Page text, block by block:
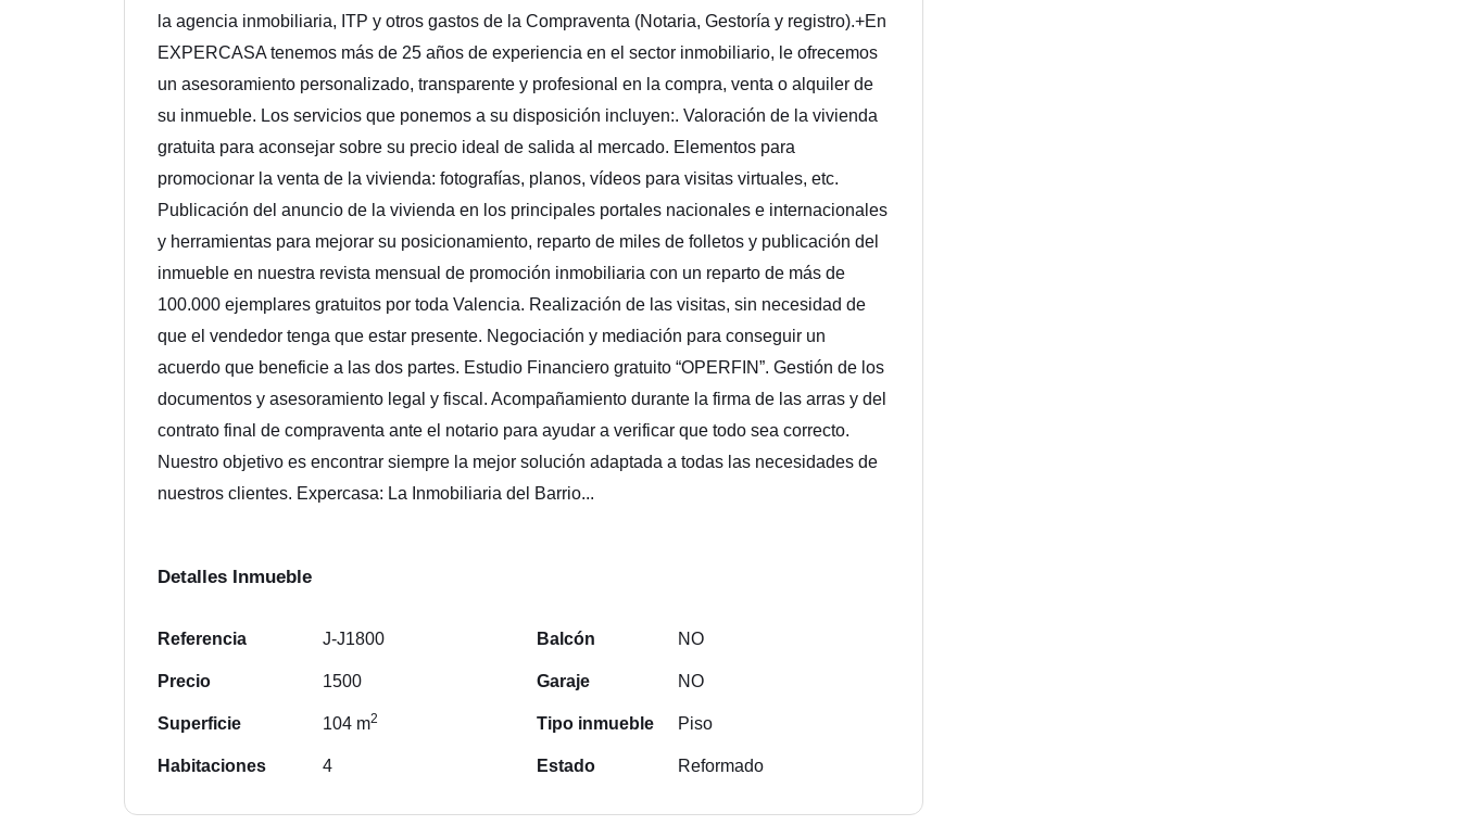
la agencia inmobiliaria, ITP y otros gastos de la Compraventa (Notaria, Gestoría y registro).+En
EXPERCASA tenemos más de 25 años de experiencia en el sector inmobiliario, le ofrecemos
un asesoramiento personalizado, transparente y profesional en la compra, venta o alquiler de
su inmueble. Los servicios que ponemos a su disposición incluyen:. Valoración de la vivienda
gratuita para aconsejar sobre su precio ideal de salida al mercado. Elementos para
promocionar la venta de la vivienda: fotografías, planos, vídeos para visitas virtuales, etc.
Publicación del anuncio de la vivienda en los principales portales nacionales e internacionales
y herramientas para mejorar su posicionamiento, reparto de miles de folletos y publicación del
inmueble en nuestra revista mensual de promoción inmobiliaria con un reparto de más de
100.000 ejemplares gratuitos por toda Valencia. Realización de las visitas, sin necesidad de
que el vendedor tenga que estar presente. Negociación y mediación para conseguir un
acuerdo que beneficie a las dos partes. Estudio Financiero gratuito “OPERFIN”. Gestión de los
documentos y asesoramiento legal y fiscal. Acompañamiento durante la firma de las arras y del
contrato final de compraventa ante el notario para ayudar a verificar que todo sea correcto.
Nuestro objetivo es encontrar siempre la mejor solución adaptada a todas las necesidades de
nuestros clientes. Expercasa: La Inmobiliaria del Barrio...
Detalles Inmueble
Referencia
Precio
Superficie
Habitaciones
J-J1800
1500
104 m2
4
Balcón
Garaje
Tipo inmueble
Estado
NO
NO
Piso
Reformado